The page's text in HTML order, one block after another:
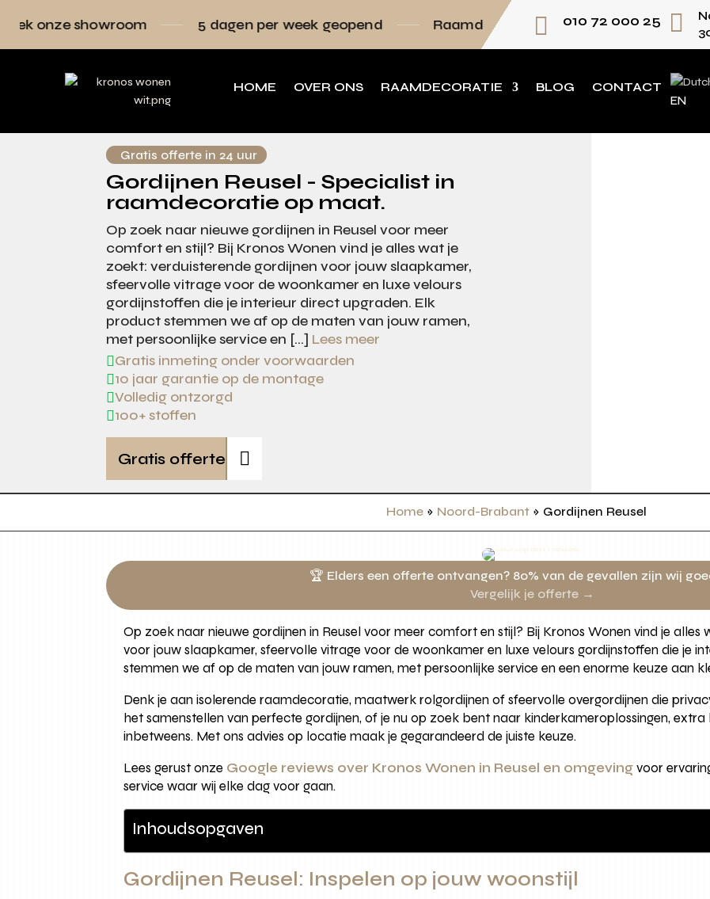
showroom 5 dagen per week geopend Raamdecoratie volledig op maat
 010 72 000 25 
HOME OVER ONS RAAMDECORATIE BLOG CONTACT
EN
Gratis offerte in 24 uur
Gordijnen Reusel - Specialist in
raamdecoratie op maat.
Op zoek naar nieuwe gordijnen in Reusel voor meer
comfort en stijl? Bij Kronos Wonen vind je alles wat je
zoekt: verduisterende gordijnen voor jouw slaapkamer,
sfeervolle vitrage voor de woonkamer en luxe velours
gordijnstoffen die je interieur direct upgraden. Elk
product stemmen we af op de maten van jouw ramen,
met persoonlijke service en […] Lees meer
Gratis inmeting onder voorwaarden
10 jaar garantie op de montage
Volledig ontzorgd
100+ stoffen

Gratis offerte
Home» Noord-Brabant» Gordijnen Reusel
🏆 Elders een offerte ontvangen? 80% van de gevallen zijn wij
Vergelijk je offerte →
Op zoek naar nieuwe gordijnen in Reusel voor meer comfort en stijl? Bij Kronos Wonen vind je
voor jouw slaapkamer, sfeervolle vitrage voor de woonkamer en luxe velours gordijnstoffen die je
stemmen we af op de maten van jouw ramen, met persoonlijke service en een enorme keuze aan
Denk je aan isolerende raamdecoratie, maatwerk rolgordijnen of sfeervolle overgordijnen die
het samenstellen van perfecte gordijnen, of je nu op zoek bent naar kinderkameroplossingen,
inbetweens. Met ons advies op locatie maak je gegarandeerd de juiste keuze.
Lees gerust onze Google reviews over Kronos Wonen in Reusel en omgevingvoor
service waar wij elke dag voor gaan.
Inhoudsopgaven
Gordijnen Reusel: Inspelen op jouw woonstijl